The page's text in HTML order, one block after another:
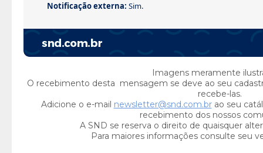
Notificação externa: Sim.
Imagens meramente
O recebimento desta mensagem se deve ao seu
recebe-las.
Adicione o e-mail newsletter@snd.com.brao seu
recebimento dos nossos
A SND se reserva o direito de quaisquer
Para maiores informações consulte seu